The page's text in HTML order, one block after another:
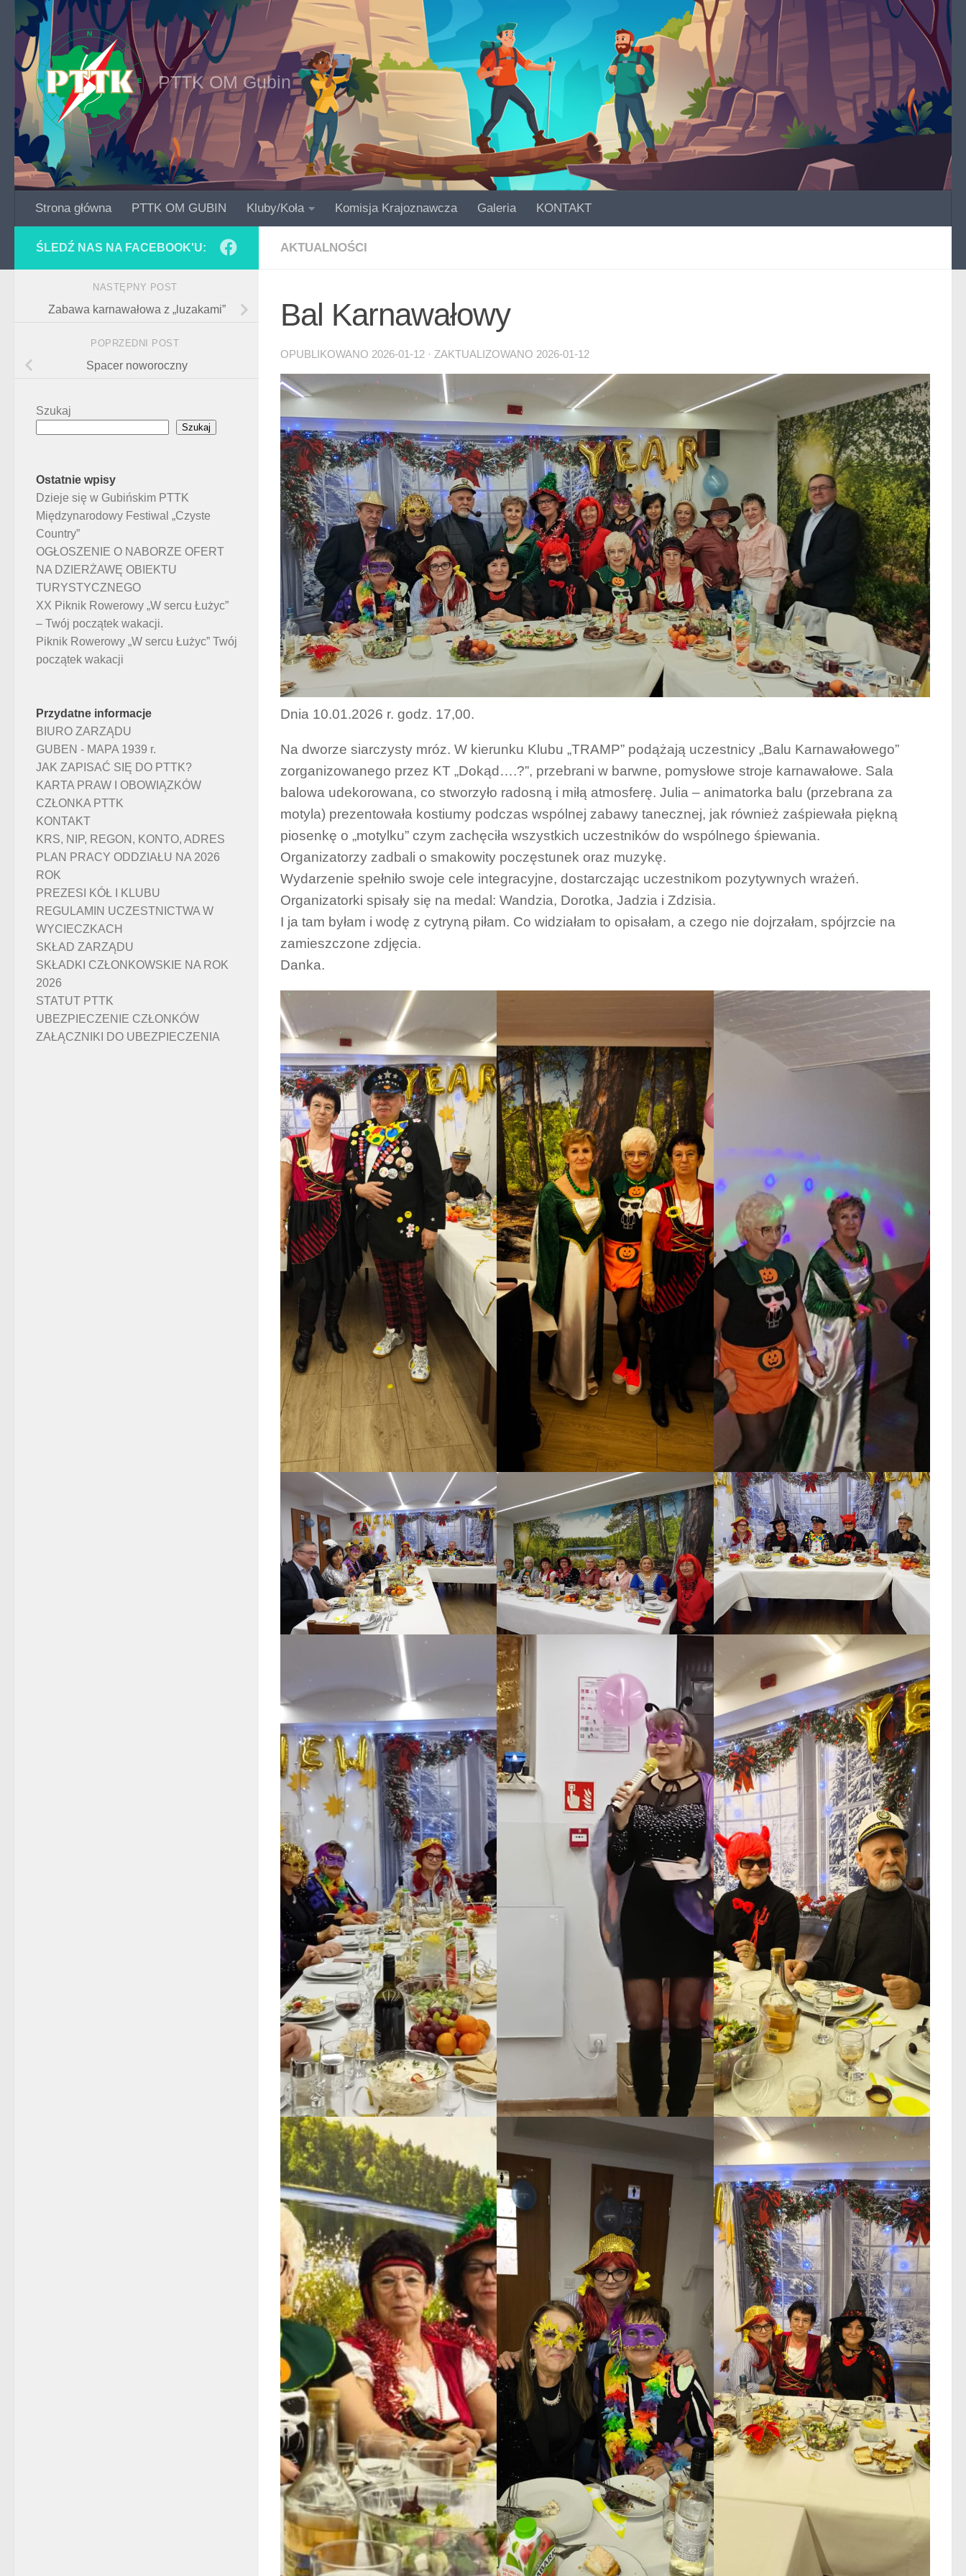
Skip to content
PTTK OM Gubin
Strona główna PTTK OM GUBIN Kluby/Koła Komisja Krajoznawcza Galeria KONTAKT
AKTUALNOŚCI
Bal Karnawałowy
OPUBLIKOWANO 2026-01-12 · ZAKTUALIZOWANO 2026-01-12
Dnia 10.01.2026 r. godz. 17,00.
Na dworze siarczysty mróz. W kierunku Klubu „TRAMP” podążają uczestnicy „Balu Karnawałowego”
zorganizowanego przez KT „Dokąd….?”, przebrani w barwne, pomysłowe stroje karnawałowe. Sala
balowa udekorowana, co stworzyło radosną i miłą atmosferę. Julia – animatorka balu (przebrana za
motyla) prezentowała kostiumy podczas wspólnej zabawy tanecznej, jak również zaśpiewała piękną
piosenkę o „motylku” czym zachęciła wszystkich uczestników do wspólnego śpiewania.
Organizatorzy zadbali o smakowity poczęstunek oraz muzykę.
Wydarzenie spełniło swoje cele integracyjne, dostarczając uczestnikom pozytywnych wrażeń.
Organizatorki spisały się na medal: Wandzia, Dorotka, Jadzia i Zdzisia.
I ja tam byłam i wodę z cytryną piłam. Co widziałam to opisałam, a czego nie dojrzałam, spójrzcie na
zamieszczone zdjęcia.
Danka.
ŚLEDŹ NAS NA FACEBOOK'U:
NASTĘPNY POST
Zabawa karnawałowa z „luzakami”
POPRZEDNI POST
Spacer noworoczny
Szukaj
Szukaj
Ostatnie wpisy
Dzieje się w Gubińskim PTTK
Międzynarodowy Festiwal „Czyste
Country”
OGŁOSZENIE O NABORZE OFERT
NA DZIERŻAWĘ OBIEKTU
TURYSTYCZNEGO
XX Piknik Rowerowy „W sercu Łużyc”
– Twój początek wakacji.
Piknik Rowerowy „W sercu Łużyc” Twój
początek wakacji
Przydatne informacje
BIURO ZARZĄDU
GUBEN - MAPA 1939 r.
JAK ZAPISAĆ SIĘ DO PTTK?
KARTA PRAW I OBOWIĄZKÓW
CZŁONKA PTTK
KONTAKT
KRS, NIP, REGON, KONTO, ADRES
PLAN PRACY ODDZIAŁU NA 2026
ROK
PREZESI KÓŁ I KLUBU
REGULAMIN UCZESTNICTWA W
WYCIECZKACH
SKŁAD ZARZĄDU
SKŁADKI CZŁONKOWSKIE NA ROK
2026
STATUT PTTK
UBEZPIECZENIE CZŁONKÓW
ZAŁĄCZNIKI DO UBEZPIECZENIA